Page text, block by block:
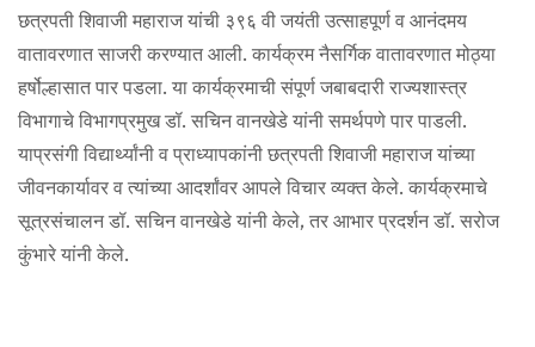
छत्रपती शिवाजी महाराज यांची ३९६ वी जयंती उत्साहपूर्ण व आनंदमय
वातावरणात साजरी करण्यात आली. कार्यक्रम नैसर्गिक वातावरणात मोठ्या
हर्षोल्हासात पार पडला. या कार्यक्रमाची संपूर्ण जबाबदारी राज्यशास्त्र
विभागाचे विभागप्रमुख डॉ. सचिन वानखेडे यांनी समर्थपणे पार पाडली.
याप्रसंगी विद्यार्थ्यांनी व प्राध्यापकांनी छत्रपती शिवाजी महाराज यांच्या
जीवनकार्यावर व त्यांच्या आदर्शांवर आपले विचार व्यक्त केले. कार्यक्रमाचे
सूत्रसंचालन डॉ. सचिन वानखेडे यांनी केले, तर आभार प्रदर्शन डॉ. सरोज
कुंभारे यांनी केले.